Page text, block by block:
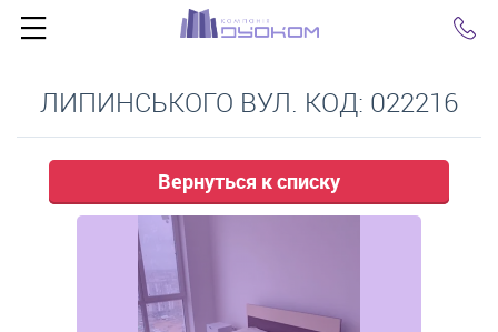
ЛИПИНСЬКОГО ВУЛ. КОД: 022216
Вернуться к списку